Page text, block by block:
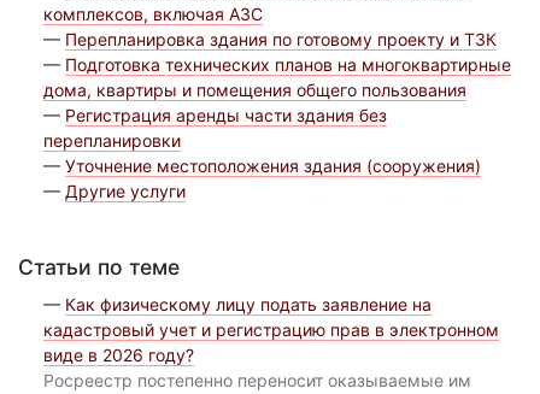
комплексов, включая АЗС
— Перепланировка здания по готовому проекту и ТЗК
— Подготовка технических планов на многоквартирные
дома, квартиры и помещения общего пользования
— Регистрация аренды части здания без
перепланировки
— Уточнение местоположения здания (сооружения)
— Другие услуги
Статьи по теме
— Как физическому лицу подать заявление на
кадастровый учет и регистрацию прав в электронном
виде в 2026 году?
Росреестр постепенно переносит оказываемые им